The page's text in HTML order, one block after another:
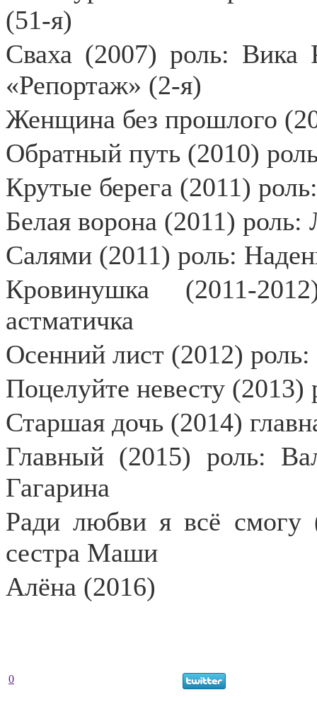
(51-я)
Сваха (2007) роль: Вика
«Репортаж» (2-я)
Женщина без прошлого
Обратный путь (2010)
Крутые берега (2011)
Белая ворона (2011) роль:
Салями (2011) роль:
Кровинушка (2011-
астматичка
Осенний лист (2012) роль:
Поцелуйте невесту (2013)
Старшая дочь (2014)
Главный (2015) роль:
Гагарина
Ради любви я всё смогу
сестра Маши
Алёна (2016)
0